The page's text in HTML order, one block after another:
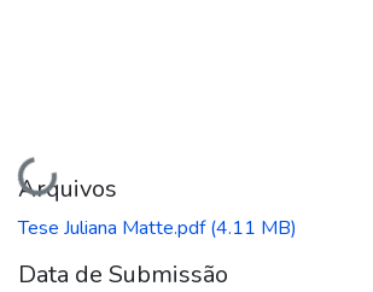
Carregando...
Arquivos
Tese Juliana Matte.pdf(4.11 MB)
Data de Submissão